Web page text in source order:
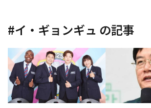
#イ・ギョンギュ の記事